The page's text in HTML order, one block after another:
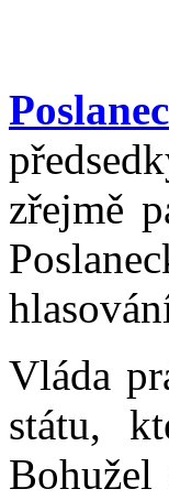
zřejmě
Vláda
státu,
Bohužel